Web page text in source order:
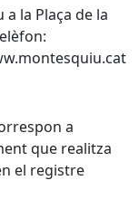
la Plaça de la
a
que realitza
el registre